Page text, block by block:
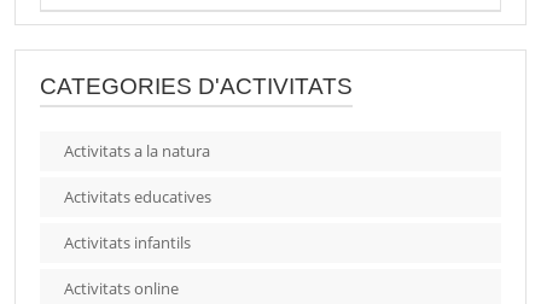
CATEGORIES D'ACTIVITATS
Activitats a la natura
Activitats educatives
Activitats infantils
Activitats online